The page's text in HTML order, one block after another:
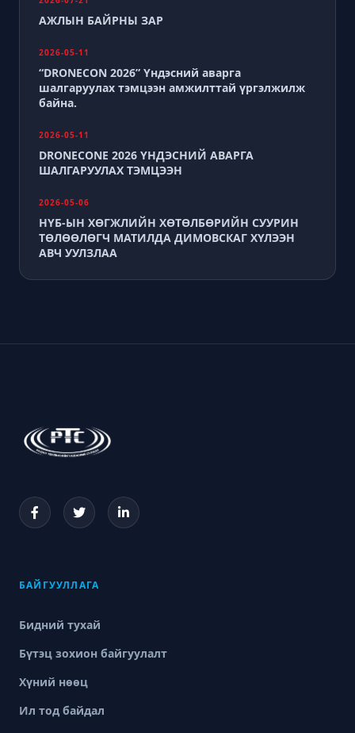
АЖЛЫН БАЙРНЫ ЗАР
2026-05-11
“DRONECON 2026” Үндэсний аварга
шалгаруулах тэмцээн амжилттай үргэлжилж
байна.
2026-05-11
DRONECONE 2026 ҮНДЭСНИЙ АВАРГА
ШАЛГАРУУЛАХ ТЭМЦЭЭН
2026-05-06
НҮБ-ЫН ХӨГЖЛИЙН ХӨТӨЛБӨРИЙН СУУРИН
ТӨЛӨӨЛӨГЧ МАТИЛДА ДИМОВСКАГ ХҮЛЭЭН
АВЧ УУЛЗЛАА
БАЙГУУЛЛАГА
Бидний тухай
Бүтэц зохион байгуулалт
Хүний нөөц
Ил тод байдал